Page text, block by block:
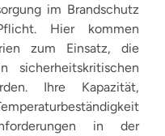
im Brandschutz
Hier kommen
zum Einsatz, die
Ihre Kapazität,
in der